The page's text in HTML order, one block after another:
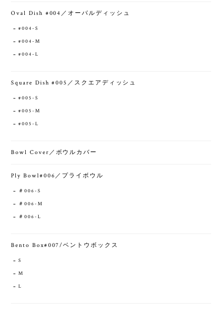
Oval Dish #004／オーバルディッシュ
#004-S
#004-M
#004-L
Square Dish #005／スクエアディッシュ
#005-S
#005-M
#005-L
Bowl Cover／ボウルカバー
Ply Bowl#006／プライボウル
＃006-S
＃006-M
＃006-L
Bento Box#007/ベントウボックス
S
M
L